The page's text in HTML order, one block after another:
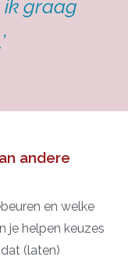
ik graag
andere
en welke
je helpen keuzes
(laten)